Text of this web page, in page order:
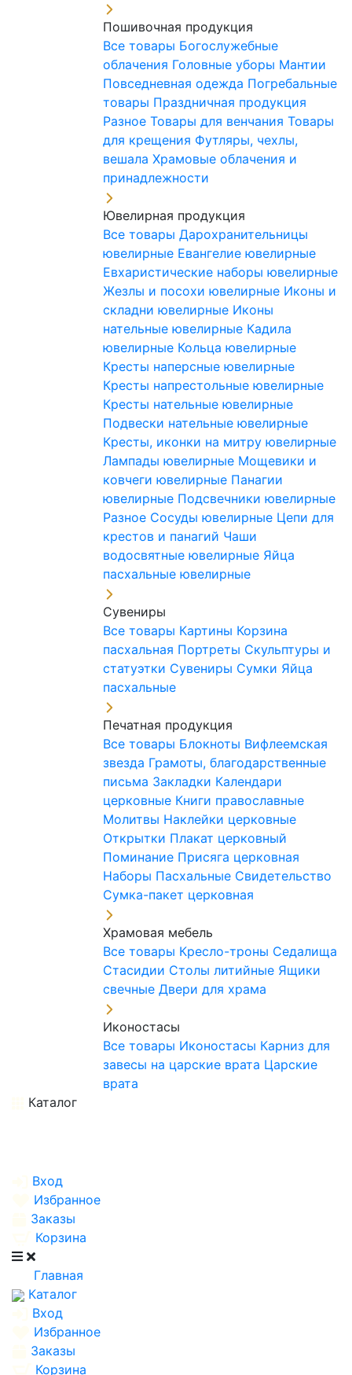
Пошивочная продукция
Все товары Богослужебные
облачения Головные уборы Мантии
Повседневная одежда Погребальные
товары Праздничная продукция
Разное Товары для венчания Товары
для крещения Футляры, чехлы,
вешала Храмовые облачения и
принадлежности
Ювелирная продукция
Все товары Дарохранительницы
ювелирные Евангелие ювелирные
Евхаристические наборы ювелирные
Жезлы и посохи ювелирные Иконы и
складни ювелирные Иконы
нательные ювелирные Кадила
ювелирные Кольца ювелирные
Кресты наперсные ювелирные
Кресты напрестольные ювелирные
Кресты нательные ювелирные
Подвески нательные ювелирные
Кресты, иконки на митру ювелирные
Лампады ювелирные Мощевики и
ковчеги ювелирные Панагии
ювелирные Подсвечники ювелирные
Разное Сосуды ювелирные Цепи для
крестов и панагий Чаши
водосвятные ювелирные Яйца
пасхальные ювелирные
Сувениры
Все товары Картины Корзина
пасхальная Портреты Скульптуры и
статуэтки Сувениры Сумки Яйца
пасхальные
Печатная продукция
Все товары Блокноты Вифлеемская
звезда Грамоты, благодарственные
письма Закладки Календари
церковные Книги православные
Молитвы Наклейки церковные
Открытки Плакат церковный
Поминание Присяга церковная
Наборы Пасхальные Свидетельство
Сумка-пакет церковная
Храмовая мебель
Все товары Кресло-троны Седалища
Стасидии Столы литийные Ящики
свечные Двери для храма
Иконостасы
Все товары Иконостасы Карниз для
завесы на царские врата Царские
врата
Каталог
Вход
Избранное
Заказы
Корзина
Главная
Каталог
Вход
Избранное
Заказы
Корзина